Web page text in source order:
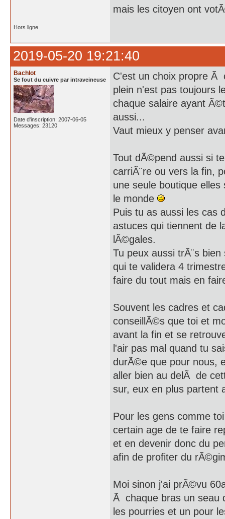
mais les citoyen ont
Hors ligne
2019-05-20 19:21:40
Bachlot
Se fout du cuivre par intraveineuse
Date d'inscription: 2007-06-05
Messages: 23120
C'est un choix propre Ã
plein n'est pas toujours
chaque salaire ayant
aussi...
Vaut mieux y penser
Tout dÃ©pend aussi si
carriÃ¨re ou vers la fin,
une seule boutique
le monde
Puis tu as aussi les cas
astuces qui tiennent de
lÃ©gales.
Tu peux aussi trÃ¨s
qui te validera 4
faire du tout mais en
Souvent les cadres et
conseillÃ©s que toi et
avant la fin et se
l'air pas mal quand tu
durÃ©e que pour nous,
aller bien au delÃ de
sur, eux en plus partent
Pour les gens comme
certain age de te faire
et en devenir donc du
afin de profiter du
Moi sinon j'ai prÃ©vu
Ã chaque bras un seau
les pourries et un pour